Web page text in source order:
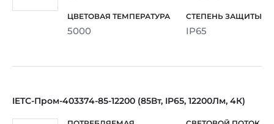
5000 IP65
IETC-Пром-403374-85-12200 (85Вт, IP65, 12200Лм, 4К)